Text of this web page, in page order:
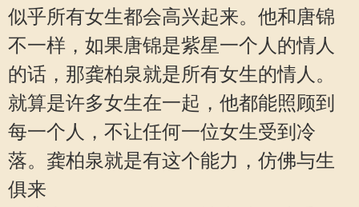
似乎所有女生都会高兴起来。他和唐锦
不一样，如果唐锦是紫星一个人的情人
的话，那龚柏泉就是所有女生的情人。
就算是许多女生在一起，他都能照顾到
每一个人，不让任何一位女生受到冷
落。龚柏泉就是有这个能力，仿佛与生
俱来